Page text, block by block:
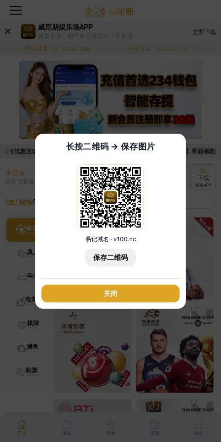
威尼斯娱乐场APP
体育下单，电子游艺等尽在一手掌握
立即下载
易记域名： v100.cc 复制 备用域名： vv20261.cc 复制
取优惠活动的手续麻烦，已新增优惠系统，现在可以前往【福利中心】界面领取
未登录
登录后查看 充值
快速到账
下载
极速APP
热门游戏
体育
真人
电子
电竞
棋牌
捕鱼
彩票
首页 商城 资金 优惠 我的
长按二维码 → 保存图片
易记域名 · v100.cc
保存二维码
关闭